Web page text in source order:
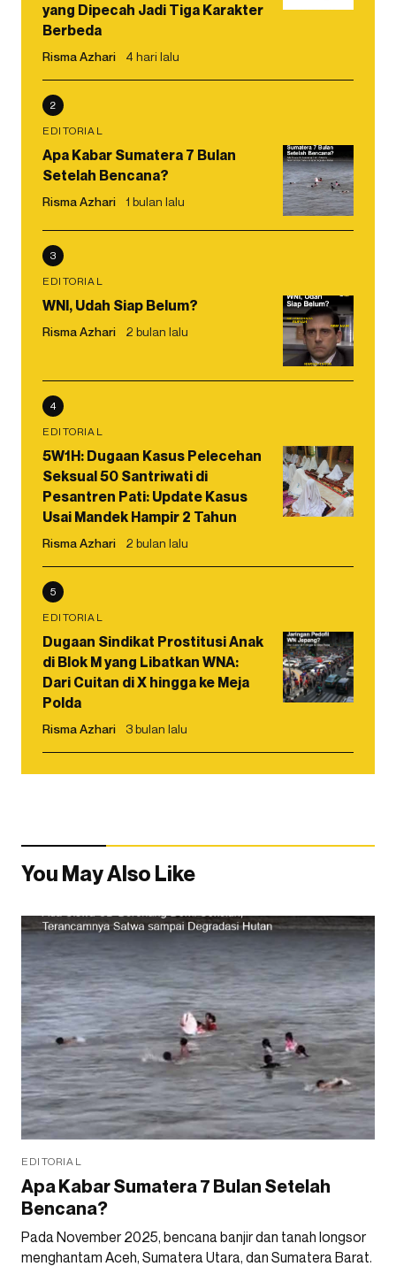
yang Dipecah Jadi Tiga Karakter
Berbeda
Risma Azhari 4 hari lalu
2
EDITORIAL
Apa Kabar Sumatera 7 Bulan
Setelah Bencana?
Risma Azhari 1 bulan lalu
3
EDITORIAL
WNI, Udah Siap Belum?
Risma Azhari 2 bulan lalu
4
EDITORIAL
5W1H: Dugaan Kasus Pelecehan
Seksual 50 Santriwati di
Pesantren Pati: Update Kasus
Usai Mandek Hampir 2 Tahun
Risma Azhari 2 bulan lalu
5
EDITORIAL
Dugaan Sindikat Prostitusi Anak
di Blok M yang Libatkan WNA:
Dari Cuitan di X hingga ke Meja
Polda
Risma Azhari 3 bulan lalu
You May Also Like
EDITORIAL
Apa Kabar Sumatera 7 Bulan Setelah
Bencana?
Pada November 2025, bencana banjir dan tanah longsor
menghantam Aceh, Sumatera Utara, dan Sumatera Barat.